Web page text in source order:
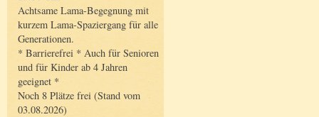
Achtsame Lama-Begegnung mit
kurzem Lama-Spaziergang für alle
Generationen.
* Barrierefrei * Auch für Senioren
und für Kinder ab 4 Jahren
geeignet *
Noch 8 Plätze frei (Stand vom
03.08.2026)